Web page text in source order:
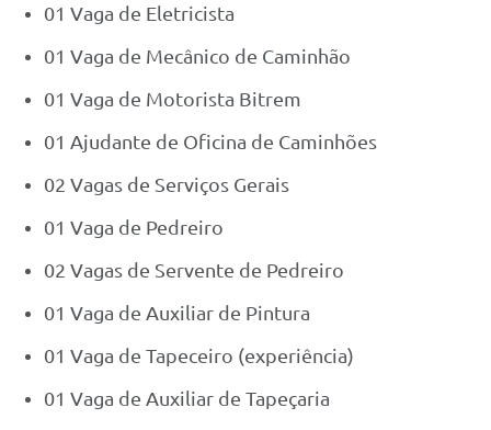
01 Vaga de Eletricista
01 Vaga de Mecânico de Caminhão
01 Vaga de Motorista Bitrem
01 Ajudante de Oficina de Caminhões
02 Vagas de Serviços Gerais
01 Vaga de Pedreiro
02 Vagas de Servente de Pedreiro
01 Vaga de Auxiliar de Pintura
01 Vaga de Tapeceiro (experiência)
01 Vaga de Auxiliar de Tapeçaria